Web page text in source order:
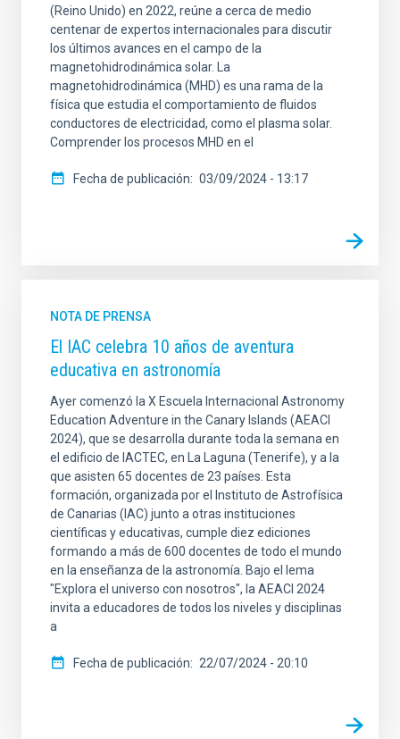
ORDENAR POR ORDEN
(Reino Unido) en 2022, reúne a cerca de medio
centenar de expertos internacionales para discutir
los últimos avances en el campo de la
magnetohidrodinámica solar. La
magnetohidrodinámica (MHD) es una rama de la
física que estudia el comportamiento de fluidos
conductores de electricidad, como el plasma solar.
Comprender los procesos MHD en el
Fecha de publicación 03/09/2024 - 13:17
NOTA DE PRENSA
El IAC celebra 10 años de aventura
educativa en astronomía
Ayer comenzó la X Escuela Internacional Astronomy
Education Adventure in the Canary Islands (AEACI
2024), que se desarrolla durante toda la semana en
el edificio de IACTEC, en La Laguna (Tenerife), y a la
que asisten 65 docentes de 23 países. Esta
formación, organizada por el Instituto de Astrofísica
de Canarias (IAC) junto a otras instituciones
científicas y educativas, cumple diez ediciones
formando a más de 600 docentes de todo el mundo
en la enseñanza de la astronomía. Bajo el lema
"Explora el universo con nosotros", la AEACI 2024
invita a educadores de todos los niveles y disciplinas
a
Fecha de publicación 22/07/2024 - 20:10